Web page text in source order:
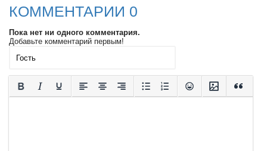
КОММЕНТАРИИ 0
Пока нет ни одного комментария.
Добавьте комментарий первым!